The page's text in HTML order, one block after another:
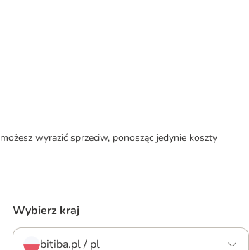
wyrazić sprzeciw, ponosząc jedynie koszty
Wybierz kraj
bitiba.pl / pl